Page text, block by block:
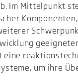
Im Mittelpunkt
um ihre